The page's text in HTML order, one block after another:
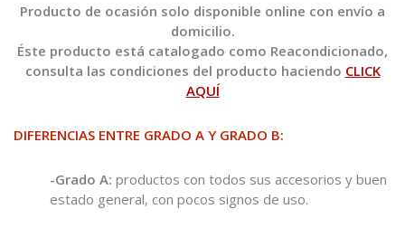
Producto de ocasión solo disponible online con envío a
domicilio.
Éste producto está catalogado como Reacondicionado,
consulta las condiciones del producto haciendo CLICK
AQUÍ
DIFERENCIAS ENTRE GRADO A Y GRADO B:
-Grado A: productos con todos sus accesorios y buen
estado general, con pocos signos de uso.